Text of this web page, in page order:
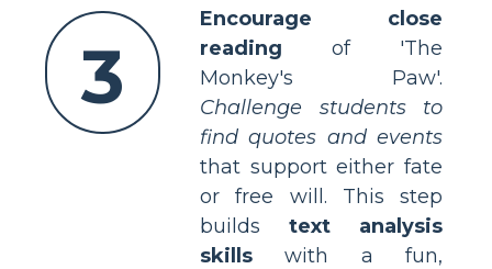
3
Encourage close
reading of 'The
Monkey's Paw'.
Challenge students to
find quotes and events
that support either fate
or free will. This step
builds text analysis
skills with a fun,